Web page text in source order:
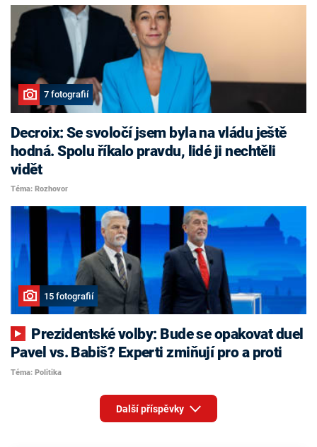
7 fotografií
Decroix: Se svoločí jsem byla na vládu ještě
hodná. Spolu říkalo pravdu, lidé ji nechtěli
vidět
Téma: Rozhovor
15 fotografií
Pavel vs. Babiš? Experti zmiňují pro a proti
Téma: Politika
Další příspěvky